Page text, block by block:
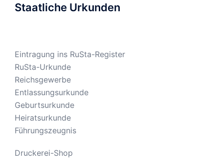
Staatliche Urkunden
Eintragung ins RuSta-Register
RuSta-Urkunde
Reichsgewerbe
Entlassungsurkunde
Geburtsurkunde
Heiratsurkunde
Führungszeugnis
Druckerei-Shop